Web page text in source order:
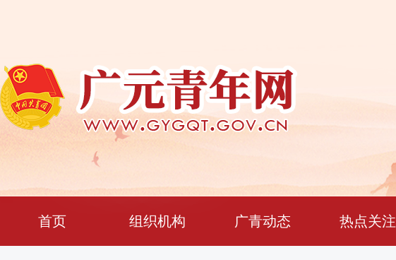
首页 组织机构 广青动态 热点关注
基层信息